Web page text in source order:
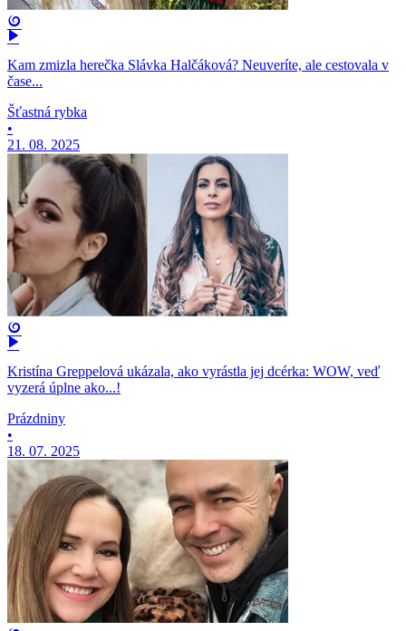
Kam zmizla herečka Slávka Halčáková? Neuveríte, ale cestovala v
čase...
Šťastná rybka
•
21. 08. 2025
Kristína Greppelová ukázala, ako vyrástla jej dcérka: WOW, veď
vyzerá úplne ako...!
Prázdniny
•
18. 07. 2025